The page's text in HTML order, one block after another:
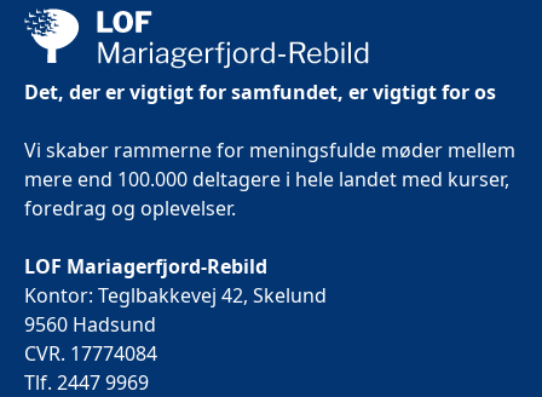
Det, der er vigtigt for samfundet, er vigtigt for os
Vi skaber rammerne for meningsfulde møder mellem
mere end 100.000 deltagere i hele landet med kurser,
foredrag og oplevelser.
LOF Mariagerfjord-Rebild
Kontor: Teglbakkevej 42, Skelund
9560 Hadsund
CVR. 17774084
Tlf. 2447 9969